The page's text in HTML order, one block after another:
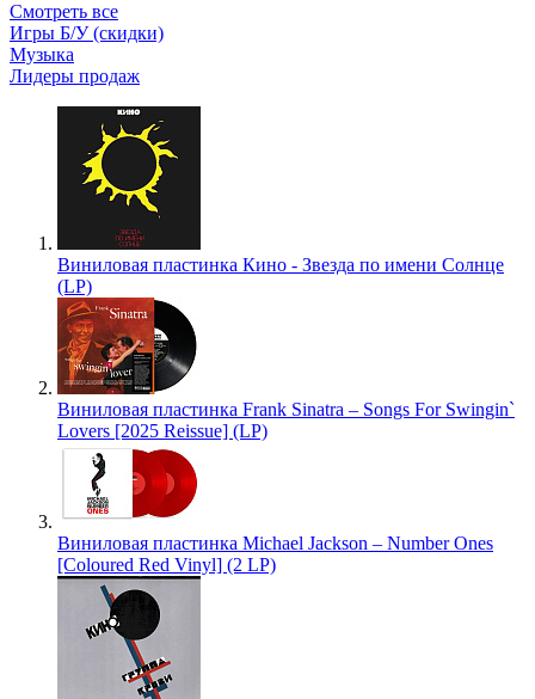
Смотреть все
Игры Б/У (скидки)
Музыка
Лидеры продаж
Виниловая пластинка Кино - Звезда по имени Солнце
(LP)
Виниловая пластинка Frank Sinatra – Songs For Swingin`
Lovers [2025 Reissue] (LP)
Виниловая пластинка Michael Jackson – Number Ones
[Coloured Red Vinyl] (2 LP)